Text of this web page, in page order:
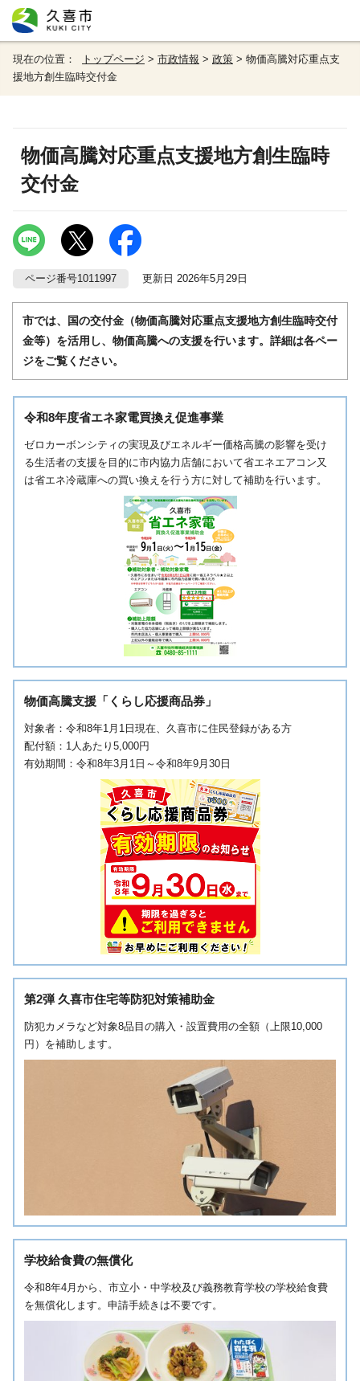
現在の位置： トップページ > 市政情報 > 政策 > 物価高騰対応重点支
援地方創生臨時交付金
物価高騰対応重点支援地方創生臨時
交付金
ページ番号1011997 更新日 2026年5月29日
市では、国の交付金（物価高騰対応重点支援地方創生臨時交付
金等）を活用し、物価高騰への支援を行います。詳細は各ペー
ジをご覧ください。
令和8年度省エネ家電買換え促進事業
ゼロカーボンシティの実現及びエネルギー価格高騰の影響を受け
る生活者の支援を目的に市内協力店舗において省エネエアコン又
は省エネ冷蔵庫への買い換えを行う方に対して補助を行います。
物価高騰支援「くらし応援商品券」
対象者：令和8年1月1日現在、久喜市に住民登録がある方
配付額：1人あたり5,000円
有効期間：令和8年3月1日～令和8年9月30日
第2弾 久喜市住宅等防犯対策補助金
防犯カメラなど対象8品目の購入・設置費用の全額（上限10,000
円）を補助します。
学校給食費の無償化
令和8年4月から、市立小・中学校及び義務教育学校の学校給食費
を無償化します。申請手続きは不要です。